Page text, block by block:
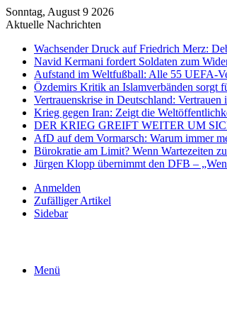
Sonntag, August 9 2026
Aktuelle Nachrichten
Wachsender Druck auf Friedrich Merz:
Navid Kermani fordert Soldaten zum
Aufstand im Weltfußball: Alle 55 UEFA-
Özdemirs Kritik an Islamverbänden sorgt
Vertrauenskrise in Deutschland:
Krieg gegen Iran: Zeigt die
DER KRIEG GREIFT WEITER UM
AfD auf dem Vormarsch: Warum immer
Bürokratie am Limit? Wenn Wartezeiten
Jürgen Klopp übernimmt den DFB –
Anmelden
Zufälliger Artikel
Sidebar
Menü